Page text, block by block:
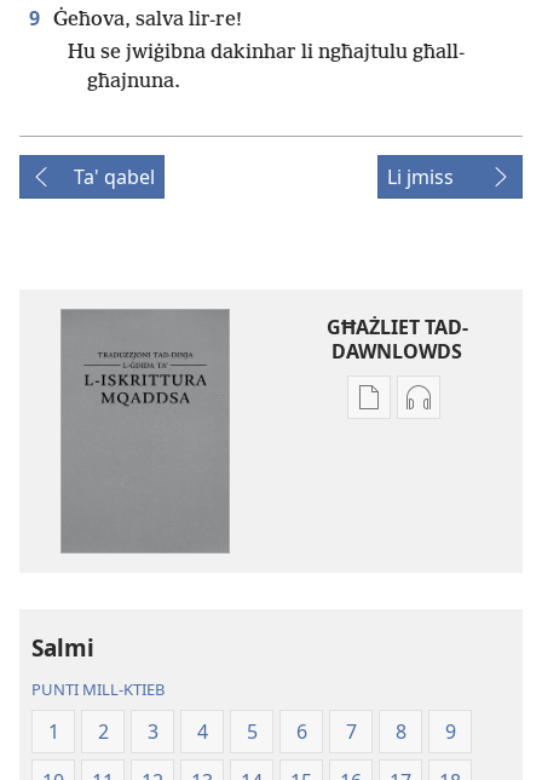
9 Ġeħova, salva lir-re!
Hu se jwiġibna dakinhar li ngħajtulu għall-
għajnuna.
Ta' qabel Li jmiss
GĦAŻLIET TAD-
DAWNLOWDS
Għażliet
l-
Għażliet
Ġdida
taʼ
Salmi
PUNTI MILL-KTIEB
1 2 3 4 5 6 7 8
9